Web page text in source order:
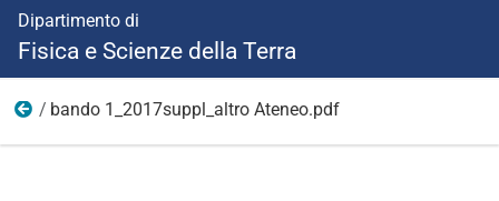
Dipartimento di
Fisica e Scienze della Terra
anni precedenti
bando 1_2017suppl_altro Ateneo.pdf